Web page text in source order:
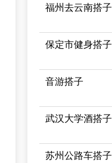
福州去云南搭子
保定市健身搭子
音游搭子
武汉大学酒搭子
苏州公路车搭子